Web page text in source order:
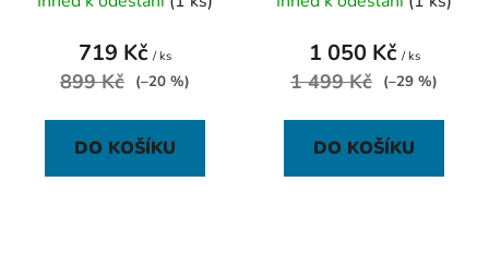
719 Kč / ks
899 Kč (–20 %)
DO KOŠÍKU
1 050 Kč / ks
1 499 Kč (–29 %)
DO KOŠÍKU